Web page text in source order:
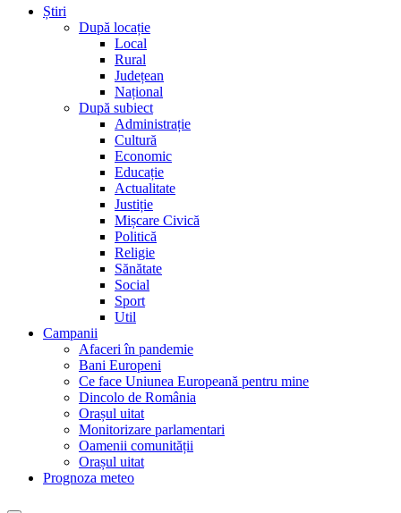
Știri
După locație
Local
Rural
Județean
Național
După subiect
Administrație
Cultură
Economic
Educație
Actualitate
Justiție
Mișcare Civică
Politică
Religie
Sănătate
Social
Sport
Util
Campanii
Afaceri în pandemie
Bani Europeni
Ce face Uniunea Europeană pentru mine
Dincolo de România
Orașul uitat
Monitorizare parlamentari
Oamenii comunității
Orașul uitat
Prognoza meteo